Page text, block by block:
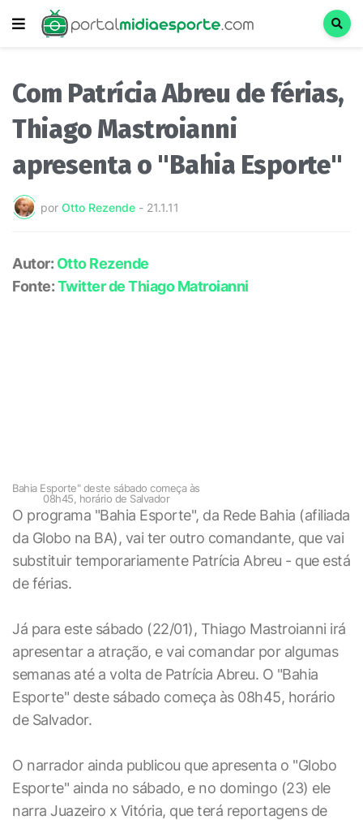
Com Patrícia Abreu de férias,
Thiago Mastroianni
apresenta o "Bahia Esporte"
por Otto Rezende - 21.1.11
Autor: Otto Rezende
Fonte:Twitter de Thiago Matroianni
Bahia Esporte" deste sábado começa às
08h45, horário de Salvador
O programa "Bahia Esporte", da Rede Bahia (afiliada
da Globo na BA), vai ter outro comandante, que vai
substituir temporariamente Patrícia Abreu - que está
de férias.
Já para este sábado (22/01), Thiago Mastroianni irá
apresentar a atração, e vai comandar por algumas
semanas até a volta de Patrícia Abreu. O "Bahia
Esporte" deste sábado começa às 08h45, horário
de Salvador.
O narrador ainda publicou que apresenta o "Globo
Esporte" ainda no sábado, e no domingo (23) ele
narra Juazeiro x Vitória, que terá reportagens de